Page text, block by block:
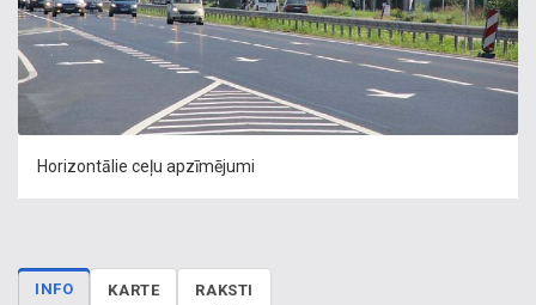
Horizontālie ceļu apzīmējumi
INFO KARTE RAKSTI